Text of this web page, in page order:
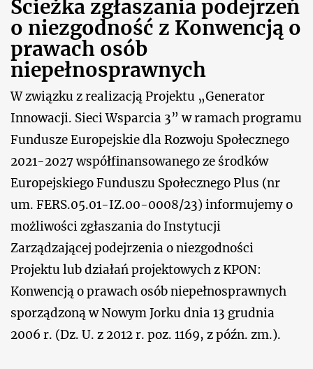
Ścieżka zgłaszania podejrzeń
o niezgodność z Konwencją o
prawach osób
niepełnosprawnych
W związku z realizacją Projektu „Generator
Innowacji. Sieci Wsparcia 3” w ramach programu
Fundusze Europejskie dla Rozwoju Społecznego
2021-2027 współfinansowanego ze środków
Europejskiego Funduszu Społecznego Plus (nr
um. FERS.05.01-IZ.00-0008/23) informujemy o
możliwości zgłaszania do Instytucji
Zarządzającej podejrzenia o niezgodności
Projektu lub działań projektowych z KPON:
Konwencją o prawach osób niepełnosprawnych
sporządzoną w Nowym Jorku dnia 13 grudnia
2006 r. (Dz. U. z 2012 r. poz. 1169, z późn. zm.).